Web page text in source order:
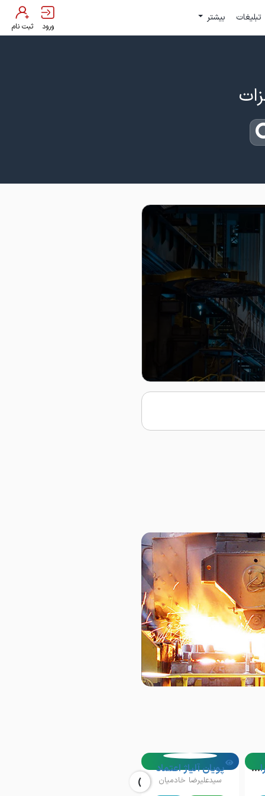
تبلیغات بیشتر
ورود ثبت نام
اصفهان
آهن آلفا. فولاد امیران . برشکاری رضایی پویان آلیاژ اعتماد
سیدعلیرضا خادمیان ›